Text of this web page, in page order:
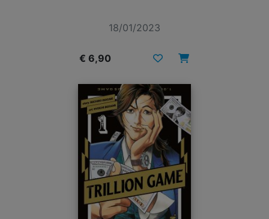
18/01/2023
€ 6,90